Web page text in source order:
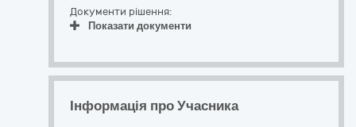
Документи рішення:
Показати документи
Інформація про Учасника